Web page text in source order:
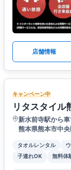
店舗情報
キャンペーン中
リタスタイル
新水前寺駅から
熊本県熊本市中
タオルレンタル
子連れOK
無料体